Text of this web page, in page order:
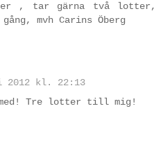
, tar gärna två lotter,
mvh Carins Öberg
2012 kl. 22:13
Tre lotter till mig!